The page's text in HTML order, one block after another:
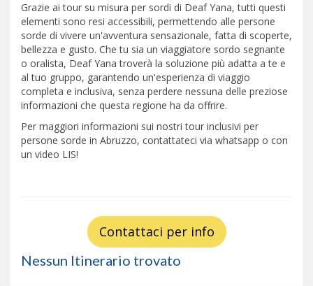
Grazie ai tour su misura per sordi di Deaf Yana, tutti questi
elementi sono resi accessibili, permettendo alle persone
sorde di vivere un'avventura sensazionale, fatta di scoperte,
bellezza e gusto. Che tu sia un viaggiatore sordo segnante
o oralista, Deaf Yana troverà la soluzione più adatta a te e
al tuo gruppo, garantendo un'esperienza di viaggio
completa e inclusiva, senza perdere nessuna delle preziose
informazioni che questa regione ha da offrire.
Per maggiori informazioni sui nostri tour inclusivi per
persone sorde in Abruzzo, contattateci via whatsapp o con
un video LIS!
Contattaci per info
Nessun Itinerario trovato